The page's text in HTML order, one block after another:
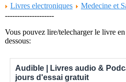
Livres electroniques
Medecine et
--------------------
Vous pouvez lire/telecharger le livre
dessous:
Audible | Livres audio &
jours d'essai gratuit